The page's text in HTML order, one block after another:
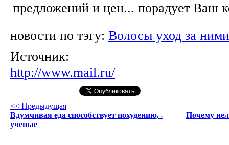
предложений и цен... порадует Ваш
новости по тэгу: Волосы уход за ними
Источник:
http://www.mail.ru/
<< Предыдущая
Вдумчивая еда способствует похудению, -
ученые
Почему